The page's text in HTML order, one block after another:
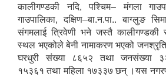
कालीगण्डकी नदि, पश्चिम– मंगला
गाउपालिका, दक्षिण–बा.न.पा.. बाग्लुङ
संगमलाई त्रिवेणी भने जस्तै कालीगण्डकी
स्थल भएकोले बेनी नामाकरण भएको
घरधुरी संख्या ८६५२ तथा जनसंख्या
१५३६१ तथा महिला १७३३७ छन् ।यस